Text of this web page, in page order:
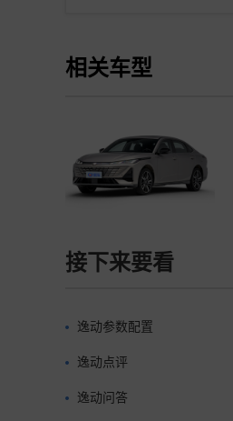
相关车型
接下来要看
逸动参数配置
逸动点评
逸动问答